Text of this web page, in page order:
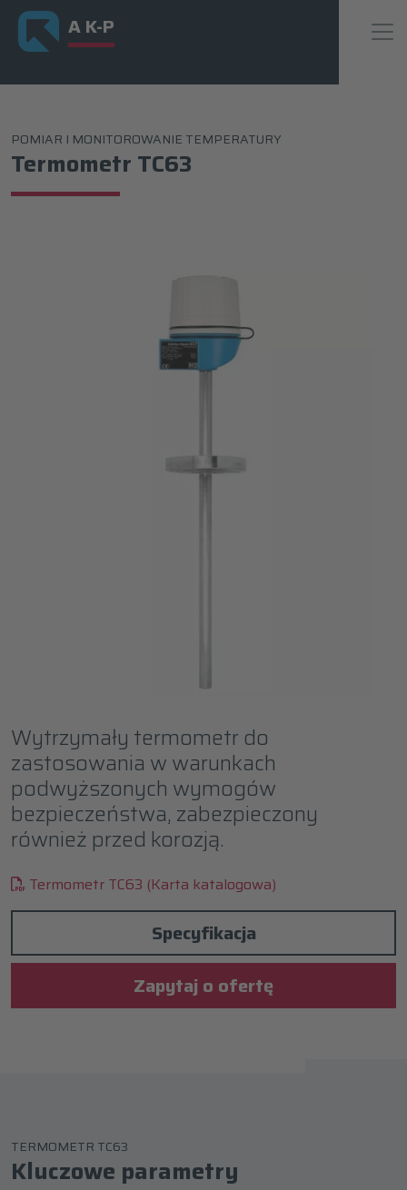
A K-P
POMIAR I MONITOROWANIE TEMPERATURY
Termometr TC63
Wytrzymały termometr do
zastosowania w warunkach
podwyższonych wymogów
bezpieczeństwa, zabezpieczony
również przed korozją.
Termometr TC63 (Karta katalogowa)
Specyfikacja
Zapytaj o ofertę
TERMOMETR TC63
Kluczowe parametry